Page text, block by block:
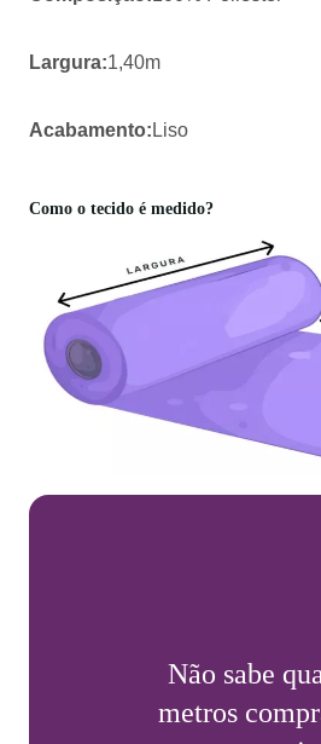
Largura:1,40m
Acabamento: Liso
Como o tecido é medido?
Não sabe
metros